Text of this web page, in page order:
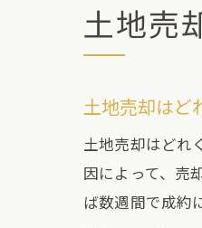
土地売
土地売却はど
土地売却はどれ
因によって、売
ば数週間で成約